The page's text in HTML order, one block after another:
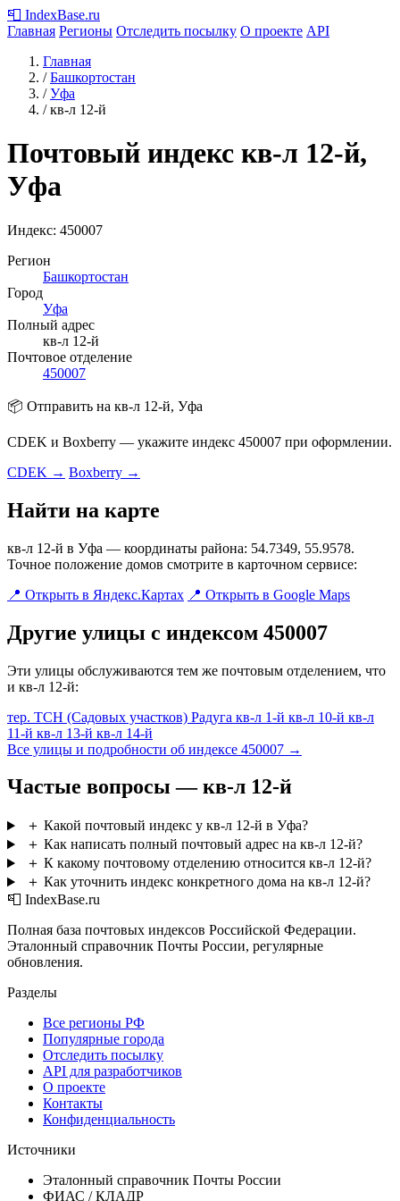
📮 IndexBase.ru
Главная Регионы Отследить посылку О проекте API
Главная
/ Башкортостан
/ Уфа
/ кв-л 12-й
Почтовый индекс кв-л 12-й,
Уфа
Индекс: 450007
Регион
Башкортостан
Город
Уфа
Полный адрес
кв-л 12-й
Почтовое отделение
450007
📦 Отправить на кв-л 12-й, Уфа
CDEK и Boxberry — укажите индекс 450007 при оформлении.
CDEK → Boxberry →
Найти на карте
кв-л 12-й в Уфа — координаты района: 54.7349, 55.9578.
Точное положение домов смотрите в карточном сервисе:
📍 Открыть в Яндекс.Картах 📍 Открыть в Google Maps
Другие улицы с индексом 450007
Эти улицы обслуживаются тем же почтовым отделением, что
и кв-л 12-й:
тер. ТСН (Садовых участков) Радуга кв-л 1-й кв-л 10-й кв-л
11-й кв-л 13-й кв-л 14-й
Все улицы и подробности об индексе 450007 →
Частые вопросы — кв-л 12-й
＋ Какой почтовый индекс у кв-л 12-й в Уфа?
＋ Как написать полный почтовый адрес на кв-л 12-й?
＋ К какому почтовому отделению относится кв-л 12-й?
＋ Как уточнить индекс конкретного дома на кв-л 12-й?
📮 IndexBase.ru
Полная база почтовых индексов Российской Федерации.
Эталонный справочник Почты России, регулярные
обновления.
Разделы
Все регионы РФ
Популярные города
Отследить посылку
API для разработчиков
О проекте
Контакты
Конфиденциальность
Источники
Эталонный справочник Почты России
ФИАС / КЛАДР